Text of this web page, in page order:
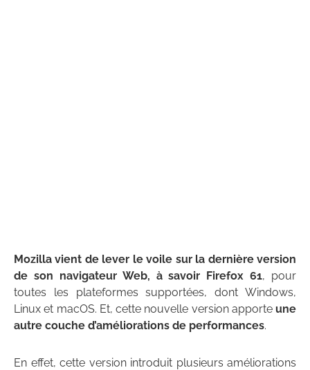
Mozilla vient de lever le voile sur la dernière version
de son navigateur Web, à savoir Firefox 61, pour
toutes les plateformes supportées, dont Windows,
Linux et macOS. Et, cette nouvelle version apporte une
autre couche d’améliorations de performances.
En effet, cette version introduit plusieurs améliorations